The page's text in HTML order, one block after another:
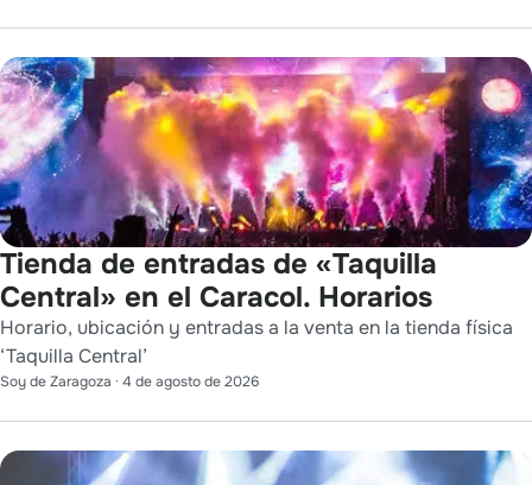
Tienda de entradas de «Taquilla
Central» en el Caracol. Horarios
Horario, ubicación y entradas a la venta en la tienda física
‘Taquilla Central’
Soy de Zaragoza · 4 de agosto de 2026